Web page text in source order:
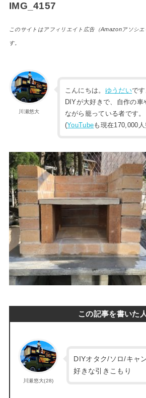
IMG_4157
このサイトはアフィリエイト広告（Amazonアソシ
す。
川瀬悠大
こんにちは。 ゆうだいです
DIYが大好きで、自作の車
ながら籠っている者です。
(YouTubeも現在170,000人
この記事を書いた人
川瀬悠大(28)
DIYオタク/ソロ/キャ
好きな引きこもり